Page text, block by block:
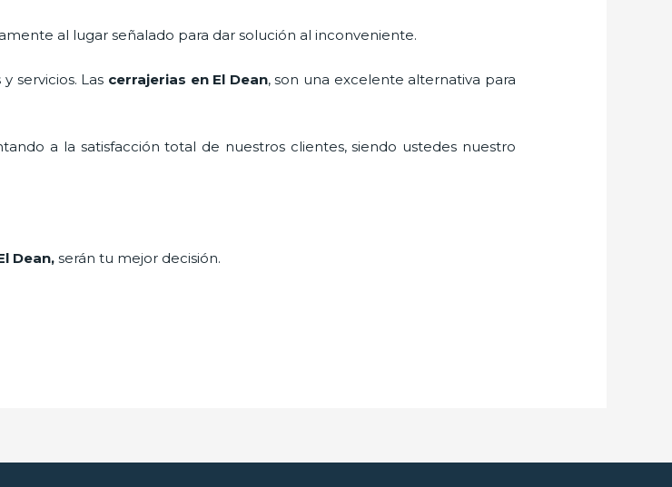
al lugar señalado para dar solución al inconveniente.
servicios. Las cerrajerias en El Dean, son una excelente alternativa para
a la satisfacción total de nuestros clientes, siendo ustedes nuestro
Dean,serán tu mejor decisión.